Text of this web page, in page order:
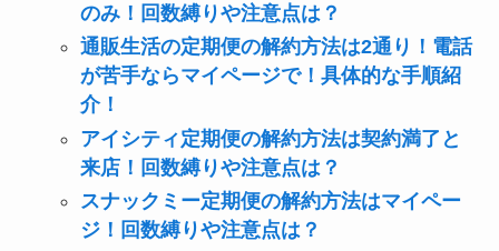
のみ！回数縛りや注意点は？
通販生活の定期便の解約方法は2通り！電話
が苦手ならマイページで！具体的な手順紹
介！
アイシティ定期便の解約方法は契約満了と
来店！回数縛りや注意点は？
スナックミー定期便の解約方法はマイペー
ジ！回数縛りや注意点は？